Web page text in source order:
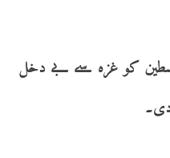
کو غزہ سے بے دخل